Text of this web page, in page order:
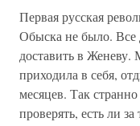
Первая русская
Обыска не было. Все
доставить в
приходила в себя,
месяцев. Так
проверять, есть ли за